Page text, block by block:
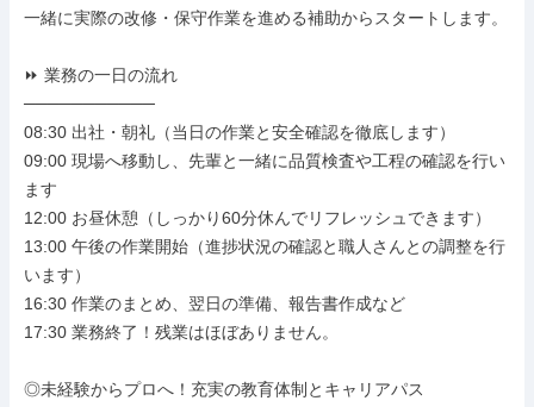
一緒に実際の改修・保守作業を進める補助からスタートします。
⏩ 業務の一日の流れ
───────────
08:30 出社・朝礼（当日の作業と安全確認を徹底します）
09:00 現場へ移動し、先輩と一緒に品質検査や工程の確認を行い
ます
12:00 お昼休憩（しっかり60分休んでリフレッシュできます）
13:00 午後の作業開始（進捗状況の確認と職人さんとの調整を行
います）
16:30 作業のまとめ、翌日の準備、報告書作成など
17:30 業務終了！残業はほぼありません。
◎未経験からプロへ！充実の教育体制とキャリアパス